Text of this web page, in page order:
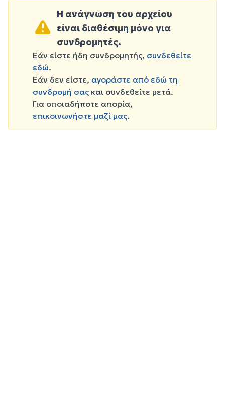
Η ανάγνωση του αρχείου
είναι διαθέσιμη μόνο για
συνδρομητές.
Εάν είστε ήδη συνδρομητής, συνδεθείτε
εδώ.
Εάν δεν είστε, αγοράστε από εδώ τη
συνδρομή σας και συνδεθείτε μετά.
Για οποιαδήποτε απορία,
επικοινωνήστε μαζί μας.